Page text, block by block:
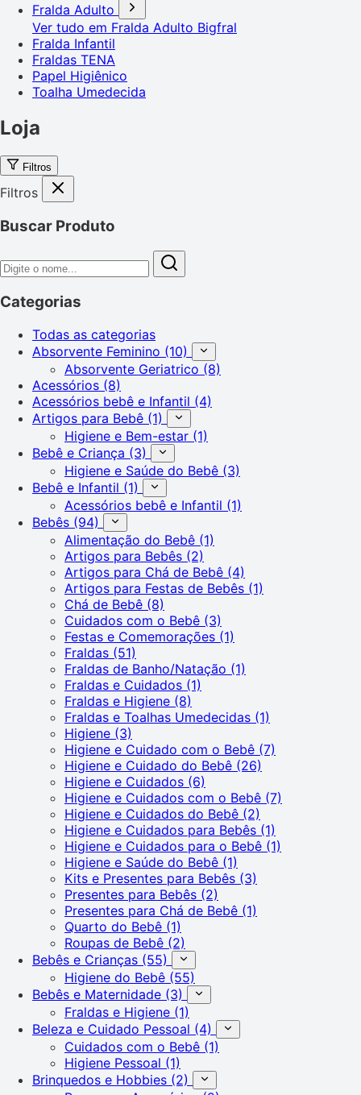
Fralda Adulto
Ver tudo em Fralda Adulto Bigfral
Fralda Infantil
Fraldas TENA
Papel Higiênico
Toalha Umedecida
Loja
Filtros
Filtros
Buscar Produto
Categorias
Todas as categorias
Absorvente Feminino (10)
Absorvente Geriatrico (8)
Acessórios (8)
Acessórios bebê e Infantil (4)
Artigos para Bebê (1)
Higiene e Bem-estar (1)
Bebê e Criança (3)
Higiene e Saúde do Bebê (3)
Bebê e Infantil (1)
Acessórios bebê e Infantil (1)
Bebês (94)
Alimentação do Bebê (1)
Artigos para Bebês (2)
Artigos para Chá de Bebê (4)
Artigos para Festas de Bebês (1)
Chá de Bebê (8)
Cuidados com o Bebê (3)
Festas e Comemorações (1)
Fraldas (51)
Fraldas de Banho/Natação (1)
Fraldas e Cuidados (1)
Fraldas e Higiene (8)
Fraldas e Toalhas Umedecidas (1)
Higiene (3)
Higiene e Cuidado com o Bebê (7)
Higiene e Cuidado do Bebê (26)
Higiene e Cuidados (6)
Higiene e Cuidados com o Bebê (7)
Higiene e Cuidados do Bebê (2)
Higiene e Cuidados para Bebês (1)
Higiene e Cuidados para o Bebê (1)
Higiene e Saúde do Bebê (1)
Kits e Presentes para Bebês (3)
Presentes para Bebês (2)
Presentes para Chá de Bebê (1)
Quarto do Bebê (1)
Roupas de Bebê (2)
Bebês e Crianças (55)
Higiene do Bebê (55)
Bebês e Maternidade (3)
Fraldas e Higiene (1)
Beleza e Cuidado Pessoal (4)
Cuidados com o Bebê (1)
Higiene Pessoal (1)
Brinquedos e Hobbies (2)